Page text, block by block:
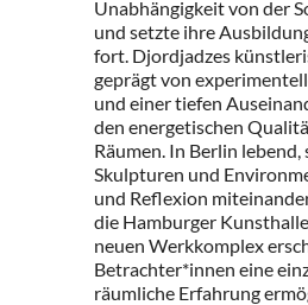
Unabhängigkeit von der
und setzte ihre
fort. Djordjadzes
geprägt von
und einer tiefen
den energetischen
Räumen. In Berlin lebend,
Skulpturen und
und Reflexion
die Hamburger
neuen Werkkomplex
Betrachter*innen eine
räumliche Erfahrung